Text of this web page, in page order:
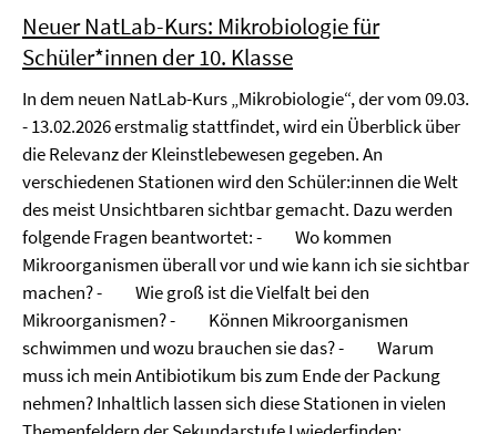
Neuer NatLab-Kurs: Mikrobiologie für
Schüler*innen der 10. Klasse
In dem neuen NatLab-Kurs „Mikrobiologie“, der vom 09.03.
- 13.02.2026 erstmalig stattfindet, wird ein Überblick über
die Relevanz der Kleinstlebewesen gegeben. An
verschiedenen Stationen wird den Schüler:innen die Welt
des meist Unsichtbaren sichtbar gemacht. Dazu werden
folgende Fragen beantwortet: - Wo kommen
Mikroorganismen überall vor und wie kann ich sie sichtbar
machen? - Wie groß ist die Vielfalt bei den
Mikroorganismen? - Können Mikroorganismen
schwimmen und wozu brauchen sie das? - Warum
muss ich mein Antibiotikum bis zum Ende der Packung
nehmen? Inhaltlich lassen sich diese Stationen in vielen